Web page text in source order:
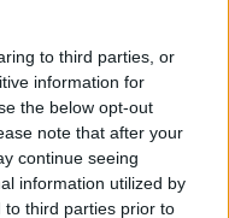
to third parties, or
information for
the below opt-out
note that after your
continue seeing
information utilized by
to third parties prior to
ο
στη